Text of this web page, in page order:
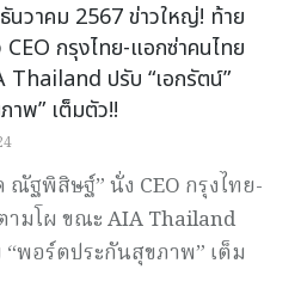
วาคม 2567 ข่าวใหญ่! ท้าย
กรุงไทย-แอกซ่าคนไทย
ปรับ “เอกรัตน์”
าพ” เต็มตัว!!
ณัฐพิสิษฐ์” นั่ง CEO กรุงไทย-
มโผ ขณะ AIA Thailand
“พอร์ตประกันสุขภาพ” เต็ม